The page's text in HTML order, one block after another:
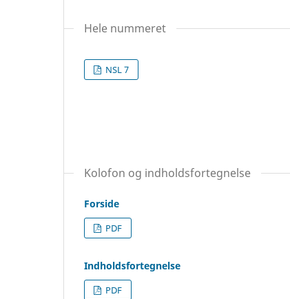
Hele nummeret
NSL 7
Kolofon og indholdsfortegnelse
Forside
PDF
Indholdsfortegnelse
PDF